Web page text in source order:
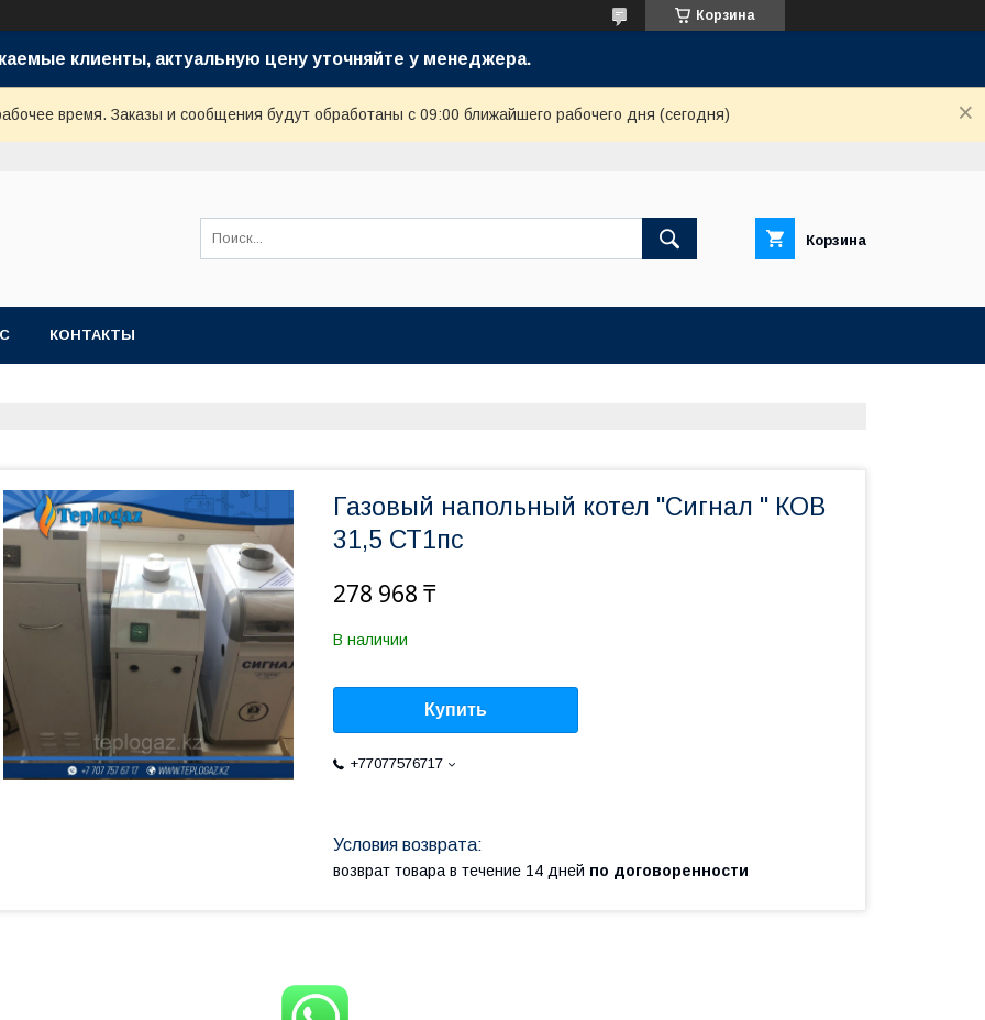
Корзина
клиенты, актуальную цену уточняйте у менеджера.
время. Заказы и сообщения будут обработаны с 09:00 ближайшего рабочего дня (сегодня)
Корзина
КОНТАКТЫ
Газовый напольный котел "Сигнал " КОВ
31,5 СТ1пс
278 968 ₸
В наличии
Купить
+77077576717
возврат товара в течение 14 дней по договоренности